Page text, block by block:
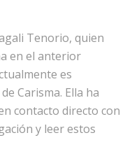
Tenorio, quien
en el anterior
es
Carisma. Ella ha
contacto directo con
y leer estos